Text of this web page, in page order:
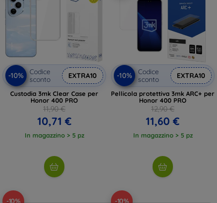
-10%
Codice
sconto
EXTRA10
Custodia 3mk Clear Case per
Honor 400 PRO
11,90 €
10,71 €
In magazzino > 5 pz
-10%
Codice
sconto
EXTRA10
Pellicola protettiva 3mk ARC+ per
Honor 400 PRO
12,90 €
11,60 €
In magazzino > 5 pz
-10% -10%